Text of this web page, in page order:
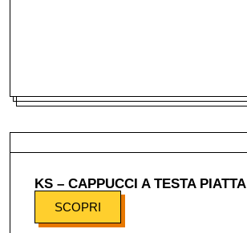
KS – CAPPUCCI A TESTA PIATTA
SCOPRI